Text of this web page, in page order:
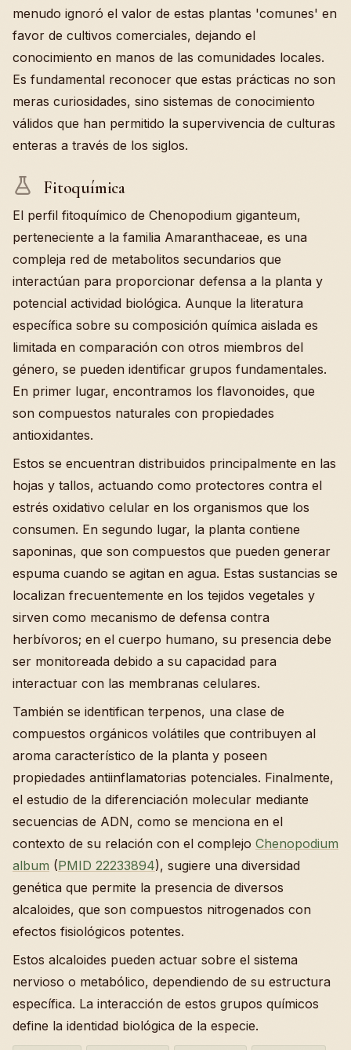
menudo ignoró el valor de estas plantas 'comunes' en
favor de cultivos comerciales, dejando el
conocimiento en manos de las comunidades locales.
Es fundamental reconocer que estas prácticas no son
meras curiosidades, sino sistemas de conocimiento
válidos que han permitido la supervivencia de culturas
enteras a través de los siglos.
Fitoquímica
El perfil fitoquímico de Chenopodium giganteum,
perteneciente a la familia Amaranthaceae, es una
compleja red de metabolitos secundarios que
interactúan para proporcionar defensa a la planta y
potencial actividad biológica. Aunque la literatura
específica sobre su composición química aislada es
limitada en comparación con otros miembros del
género, se pueden identificar grupos fundamentales.
En primer lugar, encontramos los flavonoides, que
son compuestos naturales con propiedades
antioxidantes.
Estos se encuentran distribuidos principalmente en las
hojas y tallos, actuando como protectores contra el
estrés oxidativo celular en los organismos que los
consumen. En segundo lugar, la planta contiene
saponinas, que son compuestos que pueden generar
espuma cuando se agitan en agua. Estas sustancias se
localizan frecuentemente en los tejidos vegetales y
sirven como mecanismo de defensa contra
herbívoros; en el cuerpo humano, su presencia debe
ser monitoreada debido a su capacidad para
interactuar con las membranas celulares.
También se identifican terpenos, una clase de
compuestos orgánicos volátiles que contribuyen al
aroma característico de la planta y poseen
propiedades antiinflamatorias potenciales. Finalmente,
el estudio de la diferenciación molecular mediante
secuencias de ADN, como se menciona en el
contexto de su relación con el complejo Chenopodium
album (PMID 22233894), sugiere una diversidad
genética que permite la presencia de diversos
alcaloides, que son compuestos nitrogenados con
efectos fisiológicos potentes.
Estos alcaloides pueden actuar sobre el sistema
nervioso o metabólico, dependiendo de su estructura
específica. La interacción de estos grupos químicos
define la identidad biológica de la especie.